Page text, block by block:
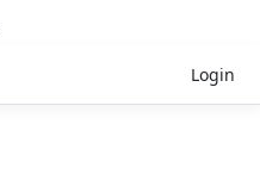
Login